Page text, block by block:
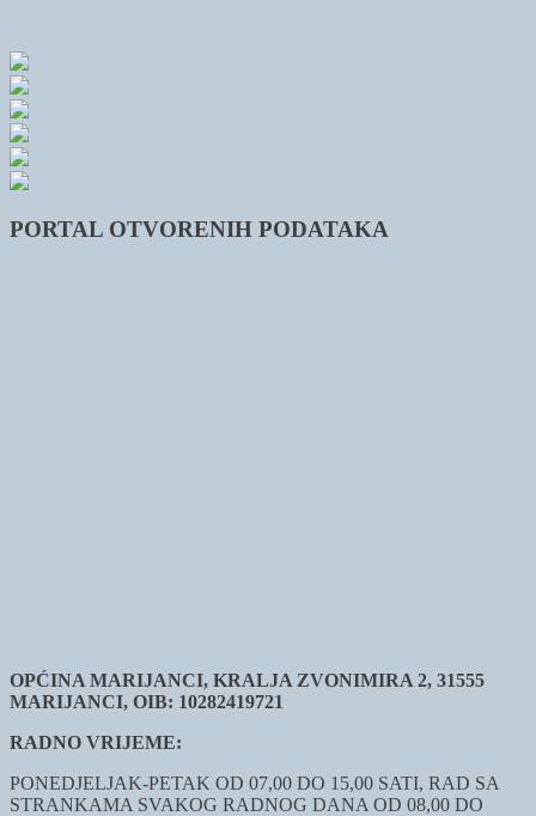
PORTAL OTVORENIH PODATAKA
OPĆINA MARIJANCI, KRALJA ZVONIMIRA 2, 31555
MARIJANCI, OIB: 10282419721
RADNO VRIJEME:
PONEDJELJAK-PETAK OD 07,00 DO 15,00 SATI, RAD SA
STRANKAMA SVAKOG RADNOG DANA OD 08,00 DO